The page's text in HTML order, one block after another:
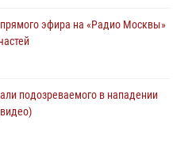
эфира на «Радио Москвы»
подозреваемого в нападении